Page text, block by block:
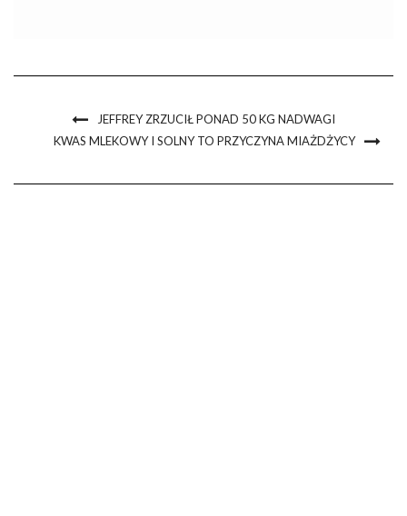
JEFFREY ZRZUCIŁ PONAD 50 KG NADWAGI
KWAS MLEKOWY I SOLNY TO PRZYCZYNA MIAŻDŻYCY